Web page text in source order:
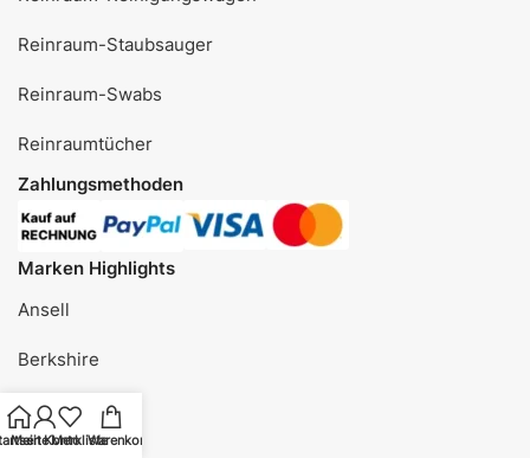
Reinraum-Staubsauger
Reinraum-Swabs
Reinraumtücher
Zahlungsmethoden
Marken Highlights
Ansell
Berkshire
Contec
Mein KontoMerklisteWarenkorb